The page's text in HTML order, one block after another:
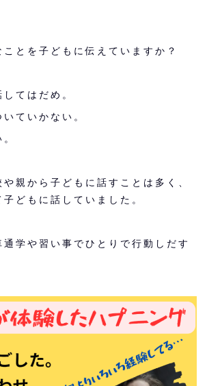
とを子どもに伝えていますか？
てはだめ。
ていかない。
親から子どもに話すことは多く、
どもに話していました。
学や習い事でひとりで行動しだす